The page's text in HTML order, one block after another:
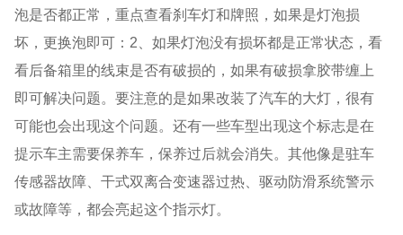
泡是否都正常，重点查看刹车灯和牌照，如果是灯泡损
坏，更换泡即可：2、如果灯泡没有损坏都是正常状态，看
看后备箱里的线束是否有破损的，如果有破损拿胶带缠上
即可解决问题。要注意的是如果改装了汽车的大灯，很有
可能也会出现这个问题。还有一些车型出现这个标志是在
提示车主需要保养车，保养过后就会消失。其他像是驻车
传感器故障、干式双离合变速器过热、驱动防滑系统警示
或故障等，都会亮起这个指示灯。